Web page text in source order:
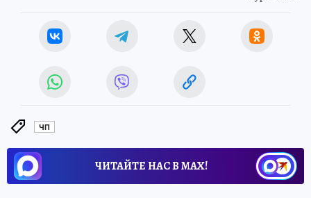
ЧП
ЧИТАЙТЕ НАС В МАХ!